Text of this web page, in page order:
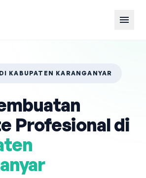
menu
KABUPATEN KARANGANYAR
Profesional di